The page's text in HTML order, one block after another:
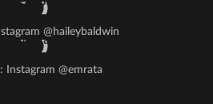
@haileybaldwin
Instagram @emrata